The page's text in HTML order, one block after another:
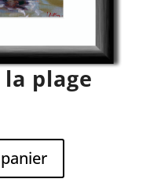
plage